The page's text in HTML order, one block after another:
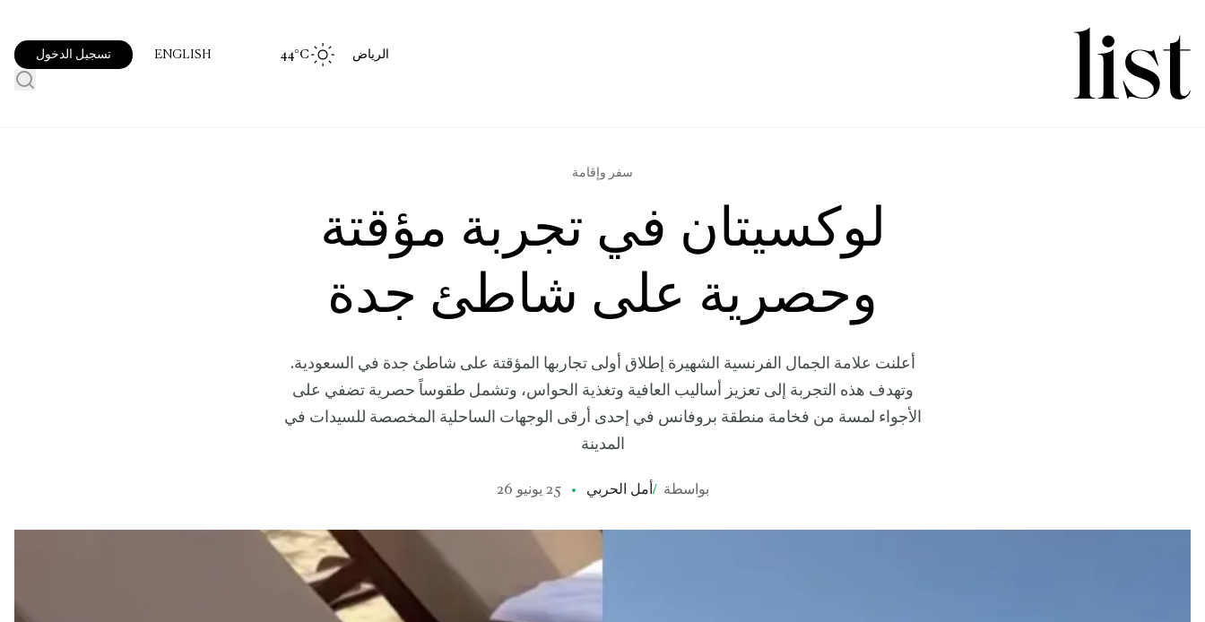
الرياض 44 °C
ENGLISH تسجيل الدخول
سفر وإقامة
لوكسيتان في تجربة مؤقتة
وحصرية على شاطئ جدة
أعلنت علامة الجمال الفرنسية الشهيرة إطلاق أولى تجاربها المؤقتة على شاطئ جدة في السعودية.
وتهدف هذه التجربة إلى تعزيز أساليب العافية وتغذية الحواس، وتشمل طقوساً حصرية تضفي على
الأجواء لمسة من فخامة منطقة بروفانس في إحدى أرقى الوجهات الساحلية المخصصة للسيدات في
المدينة
بواسطة / أمل الحربي 25 يونيو 26